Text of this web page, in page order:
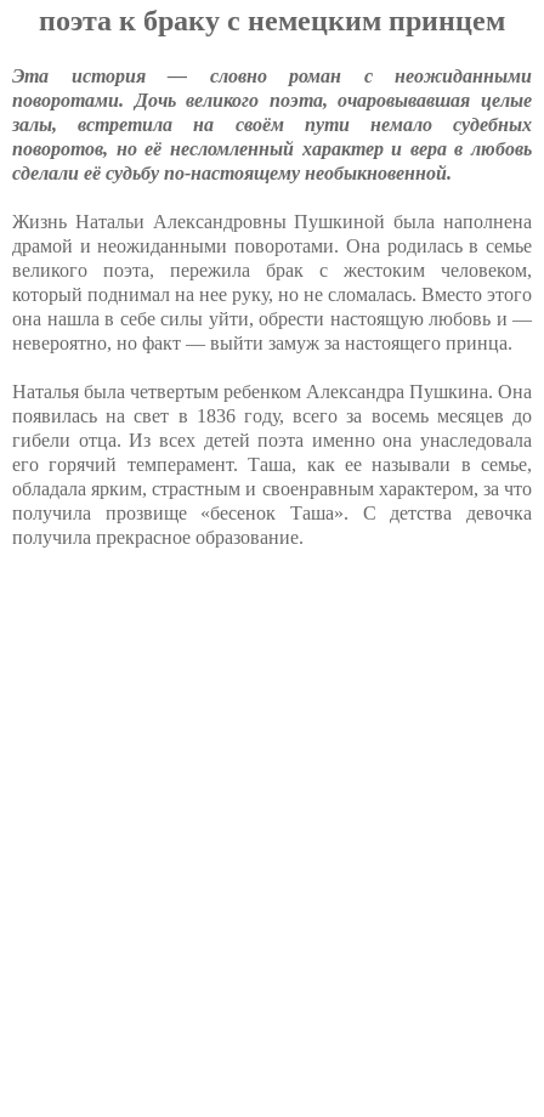
поэта к браку с немецким принцем
Эта история — словно роман с неожиданными
поворотами. Дочь великого поэта, очаровывавшая целые
залы, встретила на своём пути немало судебных
поворотов, но её несломленный характер и вера в любовь
сделали её судьбу по-настоящему необыкновенной.
Жизнь Натальи Александровны Пушкиной была наполнена
драмой и неожиданными поворотами. Она родилась в семье
великого поэта, пережила брак с жестоким человеком,
который поднимал на нее руку, но не сломалась. Вместо этого
она нашла в себе силы уйти, обрести настоящую любовь и —
невероятно, но факт — выйти замуж за настоящего принца.
Наталья была четвертым ребенком Александра Пушкина. Она
появилась на свет в 1836 году, всего за восемь месяцев до
гибели отца. Из всех детей поэта именно она унаследовала
его горячий темперамент. Таша, как ее называли в семье,
обладала ярким, страстным и своенравным характером, за что
получила прозвище «бесенок Таша». С детства девочка
получила прекрасное образование.